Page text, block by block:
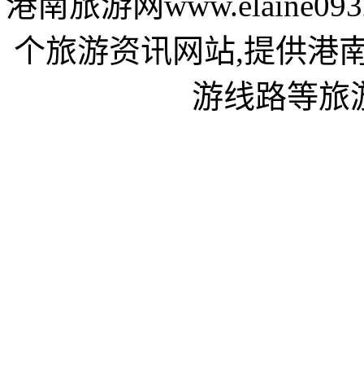
个旅游资讯网站,提供港
游线路等旅